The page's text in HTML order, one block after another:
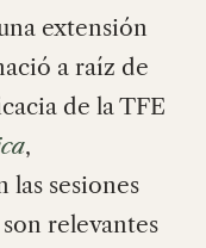
extensión
a raíz de
de la TFE
,
las sesiones
relevantes